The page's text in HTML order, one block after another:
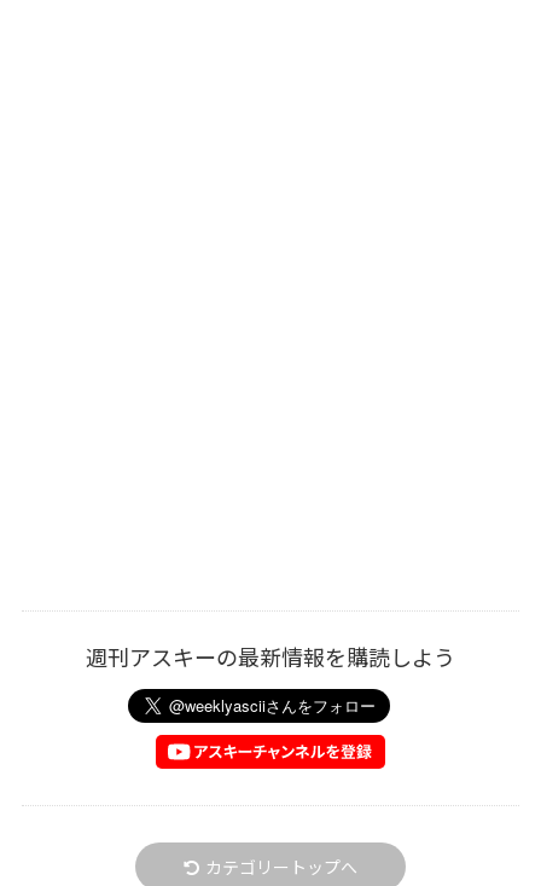
週刊アスキーの最新情報を購読しよう
カテゴリートップへ